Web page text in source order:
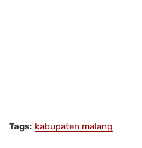
Tags: kabupaten malang